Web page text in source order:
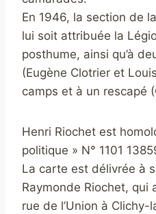
En 1946, la section de
lui soit attribuée la
posthume, ainsi qu’à
(Eugène Clotrier et
camps et à un rescapé
Henri Riochet est
politique » N° 1101
La carte est délivrée à
Raymonde Riochet, qui
rue de l’Union à Clichy-